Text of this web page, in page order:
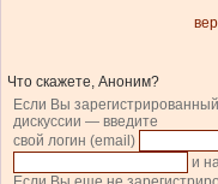
Что скажете, Аноним?
Если Вы
дискуссии — введите
свой логин (email)
и